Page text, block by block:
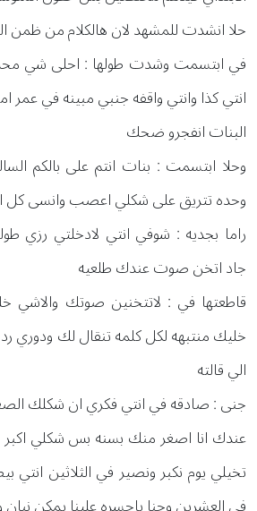
حلا انشدت للمشهد لان هالكلام من ظمن
في ابتسمت وشدت طولها : احلى شي محد
انتي كذا وانتي واقفه جنبي مبينه في عمر
البنات انفجرو ضحك
وحلا ابتسمت : بنات انتم على بالكم
وحده تتريق على شكلي اعصب وانسى كل
راما بجديه : شوفي انتي لادخلتي رزي
جاد اتخن صوت عندك طلعيه
قاطعتها في : لاتتخنين صوتك
خليك منتبهه لكل كلمه تنقال لك ودوري
الي قالته
جنى : صادقه في انتي فكري ان شكلك
عندك انا اصغر منك بسنه بس شكلي
تخيلي يوم نكبر ونصير في الثلاثين